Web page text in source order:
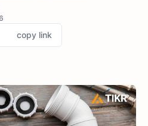
copy link